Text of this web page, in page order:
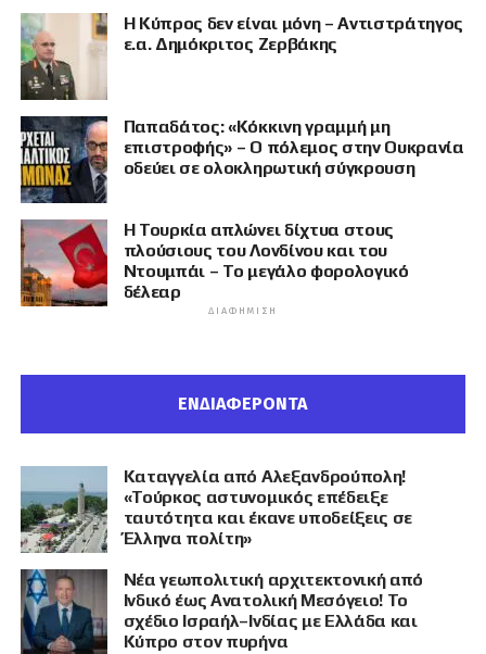
Η Κύπρος δεν είναι μόνη – Αντιστράτηγος
ε.α. Δημόκριτος Ζερβάκης
Παπαδάτος: «Κόκκινη γραμμή μη
επιστροφής» – Ο πόλεμος στην Ουκρανία
οδεύει σε ολοκληρωτική σύγκρουση
Η Τουρκία απλώνει δίχτυα στους
πλούσιους του Λονδίνου και του
Ντουμπάι – Το μεγάλο φορολογικό
δέλεαρ
ΔΙΑΦΉΜΙΣΗ
ΕΝΔΙΑΦΕΡΟΝΤΑ
Καταγγελία από Αλεξανδρούπολη!
«Τούρκος αστυνομικός επέδειξε
ταυτότητα και έκανε υποδείξεις σε
Έλληνα πολίτη»
Νέα γεωπολιτική αρχιτεκτονική από
Ινδικό έως Ανατολική Μεσόγειο! Το
σχέδιο Ισραήλ–Ινδίας με Ελλάδα και
Κύπρο στον πυρήνα